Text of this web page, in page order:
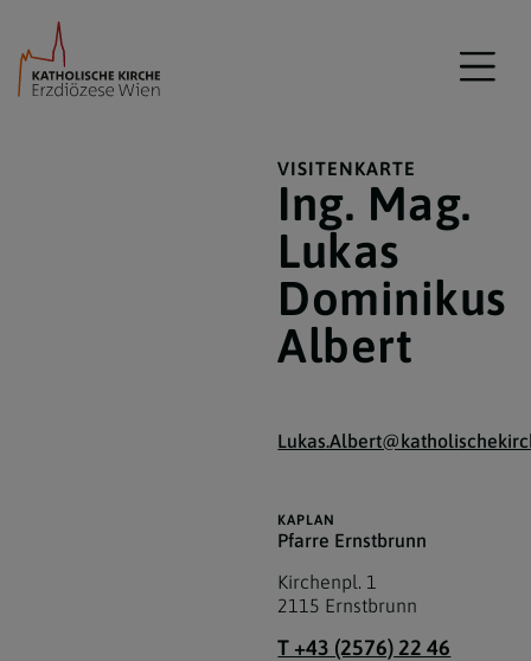
VISITENKARTE
Ing. Mag.
Lukas
Dominikus
Albert
KAPLAN
Pfarre Ernstbrunn
Kirchenpl. 1
2115 Ernstbrunn
T +43 (2576) 22 46